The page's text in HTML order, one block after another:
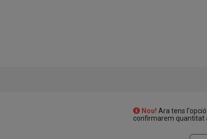
Nou! Ara tens
confirmarem quantitat